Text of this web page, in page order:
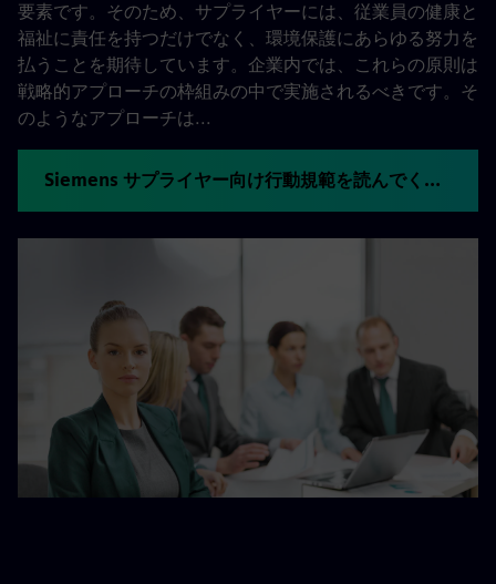
要素です。そのため、サプライヤーには、従業員の健康と
福祉に責任を持つだけでなく、環境保護にあらゆる努力を
払うことを期待しています。企業内では、これらの原則は
戦略的アプローチの枠組みの中で実施されるべきです。そ
のようなアプローチは...
Siemens サプライヤー向け行動規範を読んでください